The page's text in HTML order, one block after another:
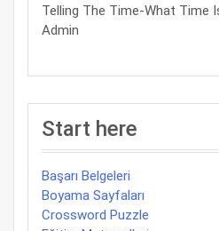
Telling The Time-What Time
Admin
Start here
Başarı Belgeleri
Boyama Sayfaları
Crossword Puzzle